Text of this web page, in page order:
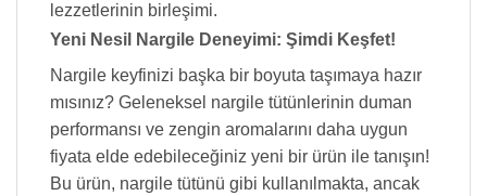
lezzetlerinin birleşimi.
Yeni Nesil Nargile Deneyimi: Şimdi Keşfet!
Nargile keyfinizi başka bir boyuta taşımaya hazır
mısınız? Geleneksel nargile tütünlerinin duman
performansı ve zengin aromalarını daha uygun
fiyata elde edebileceğiniz yeni bir ürün ile tanışın!
Bu ürün, nargile tütünü gibi kullanılmakta, ancak